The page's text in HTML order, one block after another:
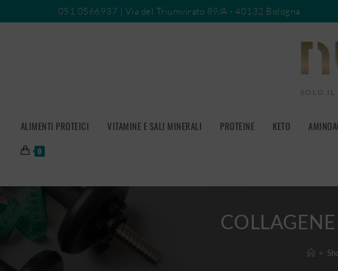
051 0566937 | Via del Triumvirato 89/A - 40132 Bologna
SOLO IL
ALIMENTI PROTEICI VITAMINE E SALI MINERALI PROTEINE KETO
0
>